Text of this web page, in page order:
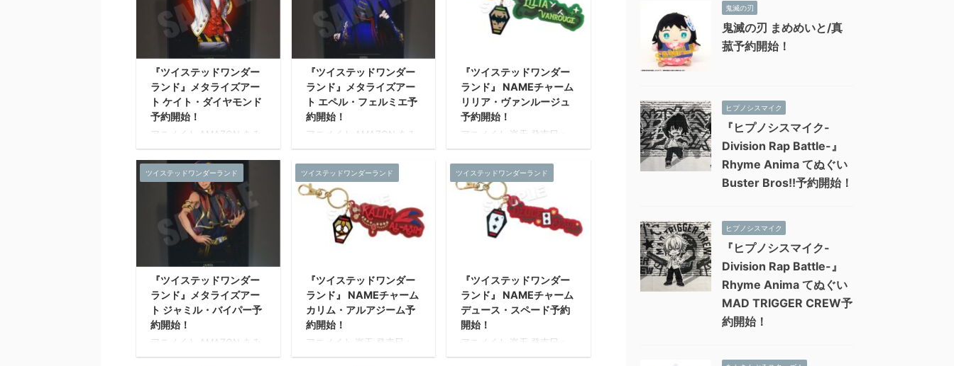
生徒の寮服姿をデザイン。
美術作品で仕様される表現
技術を採用し、色鮮やか色
とは?】 通常印刷やインク
ジェットプリントでは表現
が難しいRGB色域を再現で
きる特殊な印刷技術を用
い、モニタ等のデジタル表
仕事で仕上げを施したメタ
リック調のプレミアムアー
ト ...
『ツイステッドワンダー
ランド』メタライズアー
ト ケイト・ダイヤモンド
予約開始！
アニメイト AMAZON あみ
あみ ホビーストック 楽天
発売日：2021年04月 上旬
発売予定 『ツイステッドワ
ンダーランド』のメタライ
ズアートが新登場。 各寮の
生徒の寮服姿をデザイン。
美術作品で仕様される表現
技術を採用し、色鮮やか色
彩表現が可能なアート作品
です。 【メタライズアート
とは?】 通常印刷やインク
ジェットプリントでは表現
が難しいRGB色域を再現で
きる特殊な印刷技術を用
い、モニタ等のデジタル表
『ツイステッドワンダー
ランド』メタライズアー
ト エペル・フェルミエ予
約開始！
アニメイト AMAZON あみ
あみ ホビーストック 楽天
発売日：2021年04月 上旬
発売予定 『ツイステッドワ
ンダーランド』のメタライ
ズアートが新登場。 各寮の
生徒の寮服姿をデザイン。
美術作品で仕様される表現
技術を採用し、色鮮やか色
とは?】 通常印刷やインク
ジェットプリントでは表現
が難しいRGB色域を再現で
きる特殊な印刷技術を用
い、モニタ等のデジタル表
『ツイステッドワンダー
ランド』 NAMEチャーム
リリア・ヴァンルージュ
予約開始！
アニメイト 楽天 発売日：
2021年05月 下旬 発売予定
サイズ：約W100mm～
150mm 素材：ラバー樹
脂・アクリル 発売元：株式
会社マズル
ツイステッドワンダーランド
『ツイステッドワンダー
ランド』メタライズアー
ト ジャミル・バイパー予
約開始！
アニメイト AMAZON あみ
あみ ホビーストック 楽天
ツイステッドワンダーランド
『ツイステッドワンダー
ランド』 NAMEチャーム
カリム・アルアジーム予
約開始！
アニメイト 楽天 発売日：
2021年05月 下旬 発売予定
ツイステッドワンダーランド
『ツイステッドワンダー
ランド』 NAMEチャーム
デュース・スペード予約
開始！
アニメイト 楽天 発売日：
2021年05月 下旬 発売予定
鬼滅の刃
鬼滅の刃 まめめいと/真
菰予約開始！
ヒプノシスマイク
『ヒプノシスマイク-
Division Rap Battle-』
Rhyme Anima てぬぐい
Buster Bros!!予約開始！
ヒプノシスマイク
『ヒプノシスマイク-
Division Rap Battle-』
Rhyme Anima てぬぐい
MAD TRIGGER CREW予
約開始！